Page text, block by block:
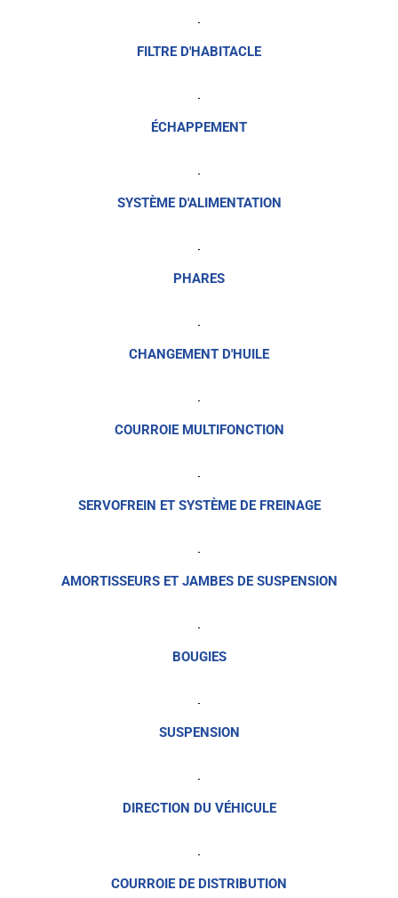
FILTRE D'HABITACLE
ÉCHAPPEMENT
SYSTÈME D'ALIMENTATION
PHARES
CHANGEMENT D'HUILE
COURROIE MULTIFONCTION
SERVOFREIN ET SYSTÈME DE FREINAGE
AMORTISSEURS ET JAMBES DE SUSPENSION
BOUGIES
SUSPENSION
DIRECTION DU VÉHICULE
COURROIE DE DISTRIBUTION